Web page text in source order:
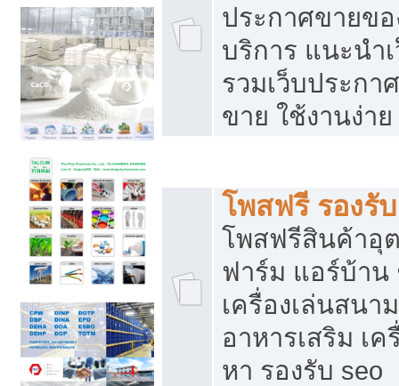
ประกาศขายข
บริการ แนะนำ
รวมเว็บประกา
ขาย ใช้งานง่าย
โพสฟรี รองรั
โพสฟรีสินค้าอุ
ฟาร์ม แอร์บ้าน
เครื่องเล่นสนา
อาหารเสริม เ
หา รองรับ seo